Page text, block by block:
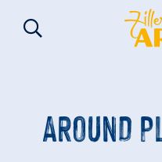
AROUND